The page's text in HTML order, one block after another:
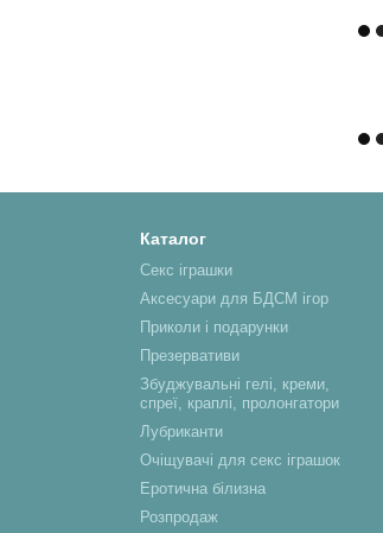
Каталог
Секс іграшки
Аксесуари для БДСМ ігор
Приколи і подарунки
Презервативи
Збуджувальні гелі, креми,
спреї, краплі, пролонгатори
Лубриканти
Очіщувачі для секс іграшок
Еротична білизна
Розпродаж